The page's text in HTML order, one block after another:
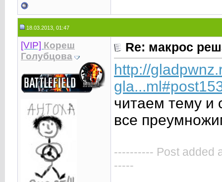
18.03.2013, 01:47
[VIP] Кореш
Голубцова
Re: макрос
http://
читаем тему и
все
---------- Post added
-----